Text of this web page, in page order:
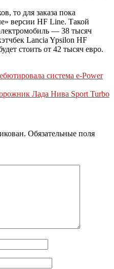
то для заказа пока
версии HF Line. Такой
— 38 тысяч
Lancia Ypsilon HF
стоить от 42 тысяч евро.
система e-Power
Лада Нива Sport Turbo
Обязательные поля